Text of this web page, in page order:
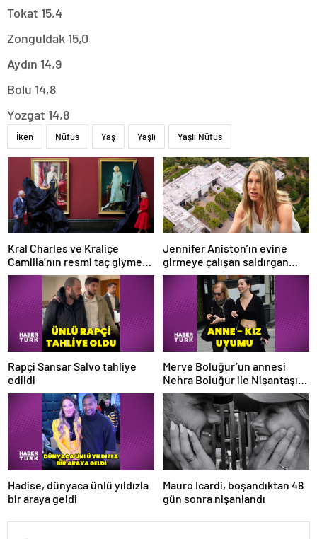
Tokat 15,4
Zonguldak 15,0
Aydın 14,9
Bolu 14,8
Yozgat 14,8
İken Nüfus Yaş Yaşlı Yaşlı Nüfus
Kral Charles ve Kraliçe
Camilla’nın resmi taç giyme
töreni portreleri tanıtıldı
Jennifer Aniston’ın evine
girmeye çalışan saldırgan
soruşturuluyor: Takıntılı
hayran şüphesi
Rapçi Sansar Salvo tahliye
edildi
Merve Boluğur’un annesi
Nehra Boluğur ile Nişantaşı
uyumu
Hadise, dünyaca ünlü yıldızla
bir araya geldi
Mauro Icardi, boşandıktan 48
gün sonra nişanlandı